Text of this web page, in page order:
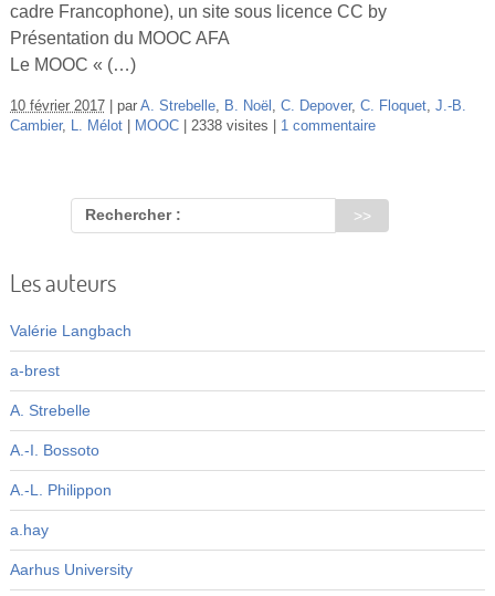
cadre Francophone), un site sous licence CC by
Présentation du MOOC AFA
Le MOOC « (…)
10 février 2017 par A. Strebelle, B. Noël C. Depover, C. Floquet, J.-B.
Cambier, L. Mélot MOOC 2338 visites 1 commentaire
Rechercher :
Les auteurs
Valérie Langbach
a-brest
A. Strebelle
A.-I. Bossoto
A.-L. Philippon
a.hay
Aarhus University